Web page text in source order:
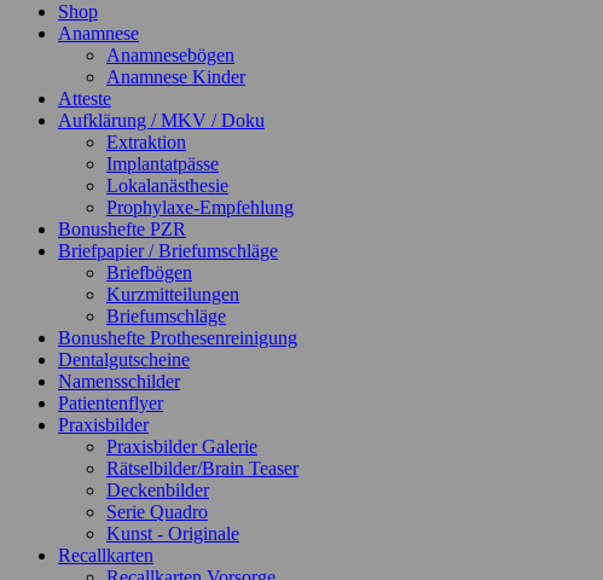
Shop
Anamnese
Anamnesebögen
Anamnese Kinder
Atteste
Aufklärung / MKV / Doku
Extraktion
Implantatpässe
Lokalanästhesie
Prophylaxe-Empfehlung
Bonushefte PZR
Briefpapier / Briefumschläge
Briefbögen
Kurzmitteilungen
Briefumschläge
Bonushefte Prothesenreinigung
Dentalgutscheine
Namensschilder
Patientenflyer
Praxisbilder
Praxisbilder Galerie
Rätselbilder/Brain Teaser
Deckenbilder
Serie Quadro
Kunst - Originale
Recallkarten